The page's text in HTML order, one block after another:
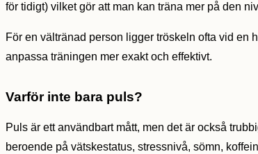
för tidigt) vilket gör att man kan träna mer på den
För en vältränad person ligger tröskeln ofta vid en
anpassa träningen mer exakt och effektivt.
Varför inte bara puls?
Puls är ett användbart mått, men det är också
beroende på vätskestatus, stressnivå, sömn,